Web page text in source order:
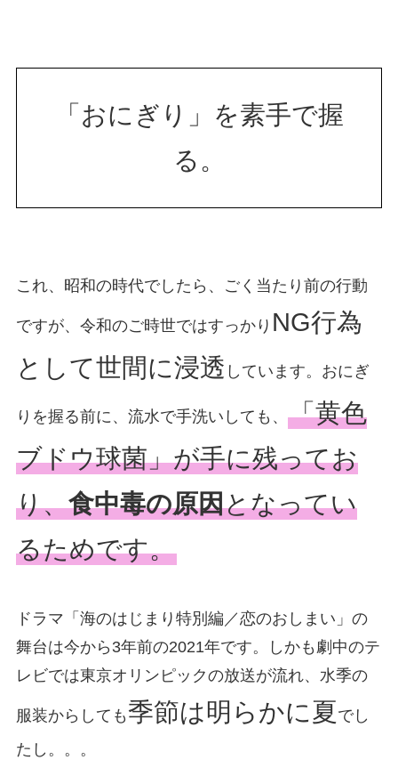
「おにぎり」を素手で握
る。
これ、昭和の時代でしたら、ごく当たり前の行動
ですが、令和のご時世ではすっかり NG行為
として世間に浸透 しています。おにぎ
りを握る前に、流水で手洗いしても、 「黄色
ブドウ球菌」が手に残ってお
り、食中毒の原因となってい
るためです。
ドラマ「海のはじまり特別編／恋のおしまい」の
舞台は今から3年前の2021年です。しかも劇中のテ
レビでは東京オリンピックの放送が流れ、水季の
服装からしても 季節は明らかに夏でし
たし。。。